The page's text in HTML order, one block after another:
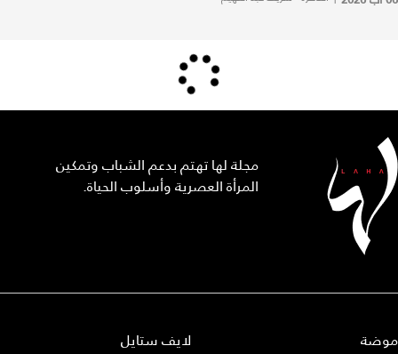
مجلة لها تهتم بدعم الشباب وتمكين
المرأة العصرية وأسلوب الحياة.
موضة
لايف ستايل